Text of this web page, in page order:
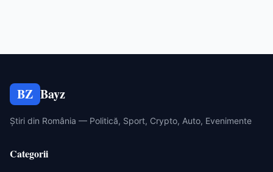
BZ Bayz
Știri din România — Politică, Sport, Crypto, Auto, Evenimente
Categorii